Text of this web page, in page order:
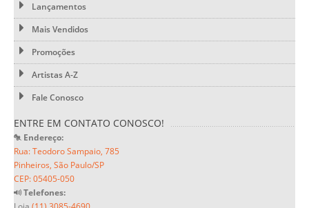
Lançamentos
Mais Vendidos
Promoções
Artistas A-Z
Fale Conosco
ENTRE EM CONTATO CONOSCO!
Endereço:
Rua: Teodoro Sampaio, 785
Pinheiros, São Paulo/SP
CEP: 05405-050
Telefones: